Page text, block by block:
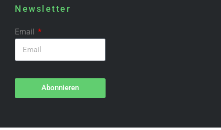
Newsletter
Email
Abonnieren